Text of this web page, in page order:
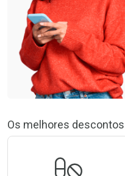
Os melhores